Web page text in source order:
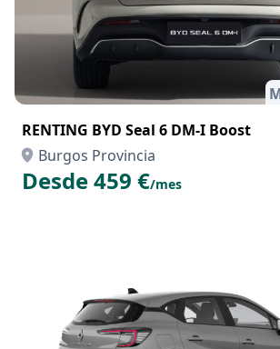
RENTING BYD Seal 6 DM-I Boost
Burgos Provincia
Desde 459 €/mes